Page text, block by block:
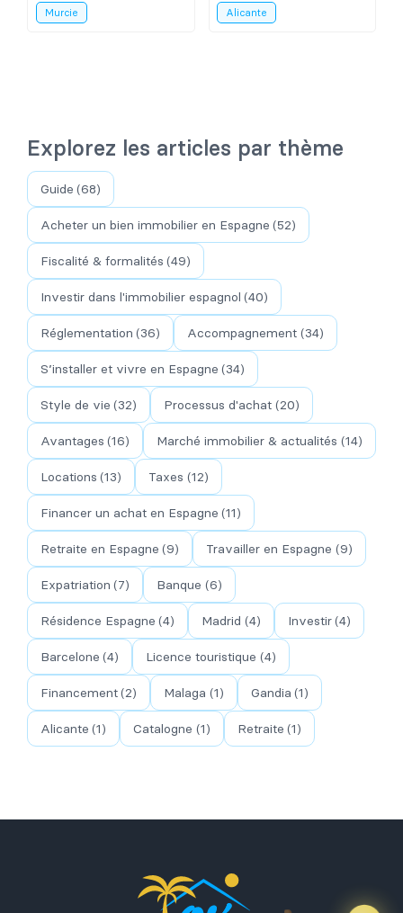
Murcie Alicante
Explorez les articles par thème
Guide (68)
Acheter un bien immobilier en Espagne (52)
Fiscalité & formalités (49)
Investir dans l'immobilier espagnol (40)
Réglementation (36) Accompagnement (34)
S’installer et vivre en Espagne (34)
Style de vie (32) Processus d'achat (20)
Avantages (16) Marché immobilier & actualités (14)
Locations (13) Taxes (12)
Financer un achat en Espagne (11)
Retraite en Espagne (9) Travailler en Espagne (9)
Expatriation (7) Banque (6)
Résidence Espagne (4) Madrid (4) Investir(4)
Barcelone (4) Licence touristique (4)
Financement(2) Malaga (1) Gandia (1)
Alicante (1) Catalogne (1) Retraite (1)